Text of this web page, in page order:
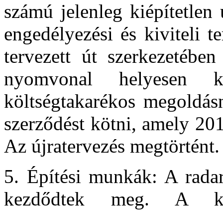
számú jelenleg kiépítetlen
engedélyezési és kiviteli
tervezett út
nyomvonal helyesen
költségtakarékos
szerződést kötni, amely
Az újratervezés megtörtént.
5. Építési munkák: A
kezdődtek meg. A